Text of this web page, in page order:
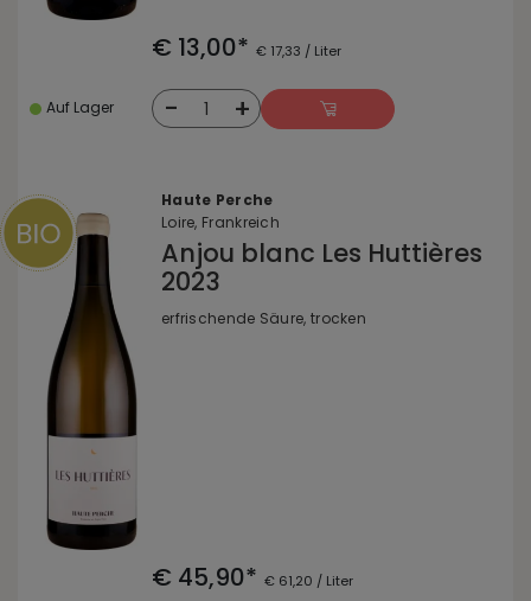
€ 13,00* € 17,33 / Liter
Auf Lager - 1 +
Haute Perche
Loire, Frankreich
Anjou blanc Les Huttières
2023
erfrischende Säure, trocken
€ 45,90* € 61,20 / Liter